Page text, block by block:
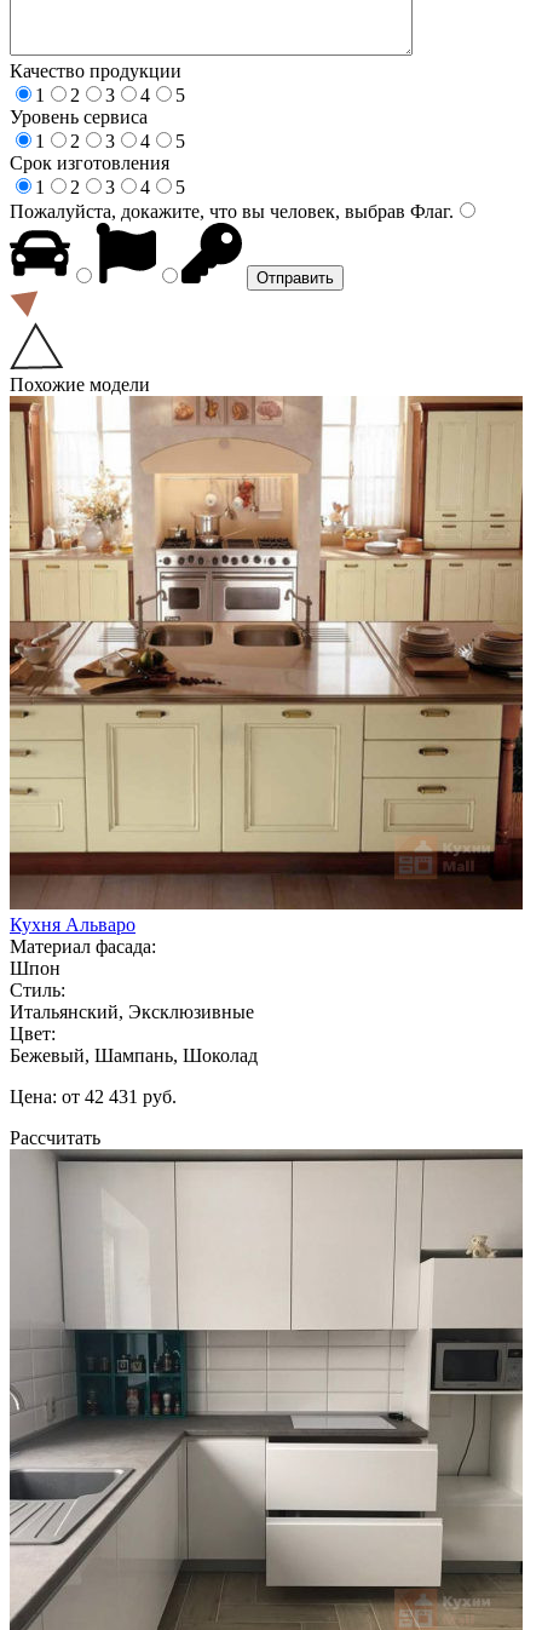
Качество продукции
1
2 3 4
5
Уровень сервиса
1
2 3 4
5
Срок изготовления
1
2 3 4
5
Пожалуйста, докажите, что вы человек, выбрав Флаг.
Похожие модели
Кухня Альваро
Материал фасада:
Шпон
Стиль:
Итальянский, Эксклюзивные
Цвет:
Бежевый, Шампань, Шоколад
Цена: от 42 431 руб.
Рассчитать